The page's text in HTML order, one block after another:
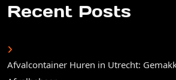
Recent Posts
Afvalcontainer Huren in Utrecht: